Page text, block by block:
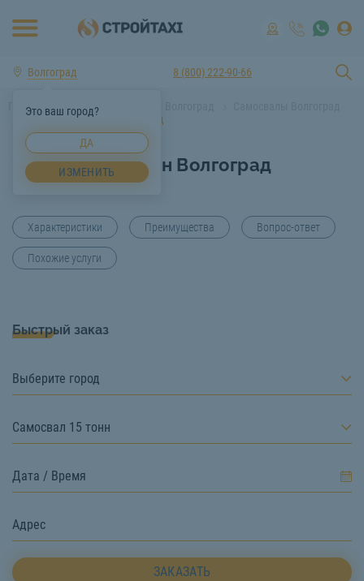
Волгоград
Это ваш город?
ДА
ИЗМЕНИТЬ
8 (800) 222-90-66
Главная Аренда спецтехники Волгоград
Самосвал 15 тонн Волгоград
Самосвал 15 тонн Волгоград
Характеристики Преимущества Вопрос-ответ
Похожие услуги
Быстрый заказ
Выберите город
Самосвал 15 тонн
ЗАКАЗАТЬ